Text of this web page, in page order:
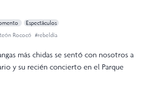
Espectáculos
Rococó #rebeldía
más chidas se sentó con nosotros a
y su recién concierto en el Parque